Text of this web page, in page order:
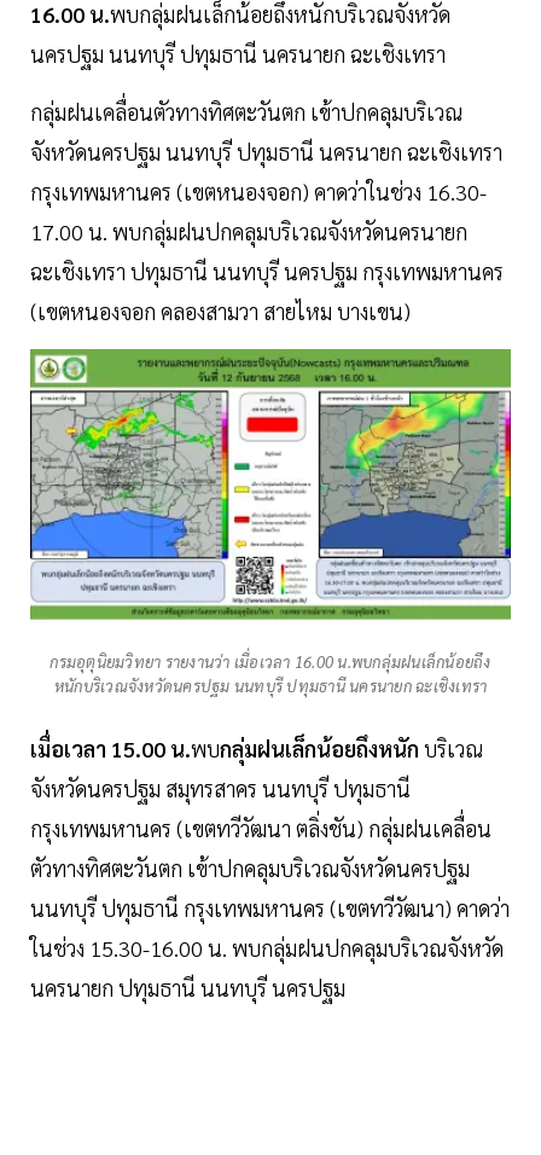
16.00 น.พบกลุ่มฝนเล็กน้อยถึงหนักบริเวณจังหวัด
นครปฐม นนทบุรี ปทุมธานี นครนายก ฉะเชิงเทรา
กลุ่มฝนเคลื่อนตัวทางทิศตะวันตก เข้าปกคลุมบริเวณ
จังหวัดนครปฐม นนทบุรี ปทุมธานี นครนายก ฉะเชิงเทรา
กรุงเทพมหานคร (เขตหนองจอก) คาดว่าในช่วง 16.30-
17.00 น. พบกลุ่มฝนปกคลุมบริเวณจังหวัดนครนายก
ฉะเชิงเทรา ปทุมธานี นนทบุรี นครปฐม กรุงเทพมหานคร
(เขตหนองจอก คลองสามวา สายไหม บางเขน)
กรมอุตุนิยมวิทยา รายงานว่า เมื่อเวลา 16.00 น.พบกลุ่มฝนเล็กน้อยถึง
หนักบริเวณจังหวัดนครปฐม นนทบุรี ปทุมธานี นครนายก ฉะเชิงเทรา
เมื่อเวลา 15.00 น.พบกลุ่มฝนเล็กน้อยถึงหนัก บริเวณ
จังหวัดนครปฐม สมุทรสาคร นนทบุรี ปทุมธานี
กรุงเทพมหานคร (เขตทวีวัฒนา ตลิ่งชัน) กลุ่มฝนเคลื่อน
ตัวทางทิศตะวันตก เข้าปกคลุมบริเวณจังหวัดนครปฐม
นนทบุรี ปทุมธานี กรุงเทพมหานคร (เขตทวีวัฒนา) คาดว่า
ในช่วง 15.30-16.00 น. พบกลุ่มฝนปกคลุมบริเวณจังหวัด
นครนายก ปทุมธานี นนทบุรี นครปฐม